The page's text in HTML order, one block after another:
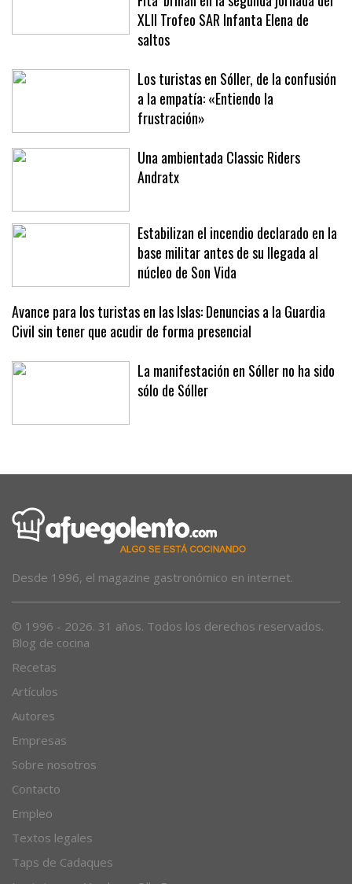
José Francisco Lloreda y ‘Norton de Sa
Fita’ brillan en la segunda jornada del
XLII Trofeo SAR Infanta Elena de
saltos
Los turistas en Sóller, de la confusión
a la empatía: «Entiendo la
frustración»
Una ambientada Classic Riders
Estabilizan el incendio declarado en la
base militar antes de su llegada al
núcleo de Son Vida
Avance para los turistas en las Islas: Denuncias a la Guardia
Civil sin tener que acudir de forma presencial
La manifestación en Sóller no ha sido
Blog de cocina
Recetas
Artículos
Autores
Empresas
Sobre nosotros
Contacto
Empleo
Textos legales